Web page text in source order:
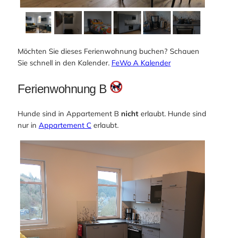
Möchten Sie dieses Ferienwohnung buchen? Schauen
Sie schnell in den Kalender. FeWo A Kalender
Ferienwohnung B
Hunde sind in Appartement B nicht erlaubt. Hunde sind
nur in Appartement C erlaubt.